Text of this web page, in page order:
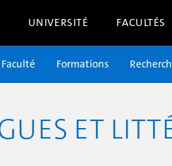
UNIVERSITÉ FACULTÉS
Faculté Formations
ET